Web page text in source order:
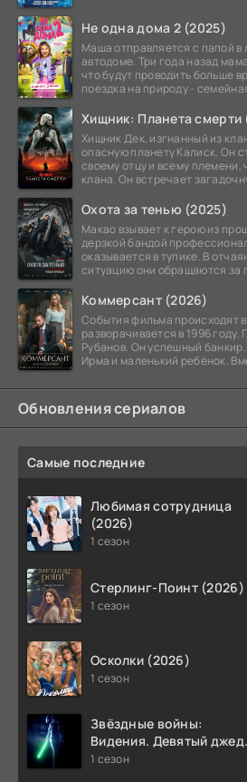
Не одна дома 2 (2025)
Маша отправляется с папой в
автодоме. Три года назад
что будут проводить больше
поездка на природу -
Хищник: Планета смерти
Хищник Дек, изгнанный из
опасную планету Калиск. Он
своему отцу и всему племени,
клана. Он встречает
Охота за тенью (2025)
Макао взывает к герою из
дерзкой бандой
оказывается в тупике. В
ситуацию они обращаются за
Коммерсант (2026)
События фильма происходят
разворачивается в 1996
Рубанов. Он успешный
Ирма и маленький ребёнок.
Обновления сериалов
Самые последние
Любимая сотрудница
(2026)
1 сезон
Стерлинг-Поинт (2026)
1 сезон
Осколки (2026)
1 сезон
Звёздные войны:
Видения. Девятый
(2026)
1 сезон